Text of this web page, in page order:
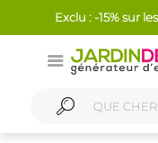
Exclu : -15% sur